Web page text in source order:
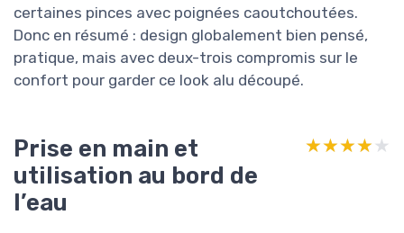
certaines pinces avec poignées caoutchoutées.
Donc en résumé : design globalement bien pensé,
pratique, mais avec deux-trois compromis sur le
confort pour garder ce look alu découpé.
Prise en main et
utilisation au bord de
l’eau
★★★★★
★★★★★